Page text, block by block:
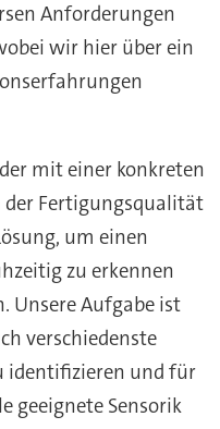
Anforderungen
wir hier über ein
mit einer konkreten
Fertigungsqualität
um einen
zu erkennen
Unsere Aufgabe ist
verschiedenste
identifizieren und für
geeignete Sensorik